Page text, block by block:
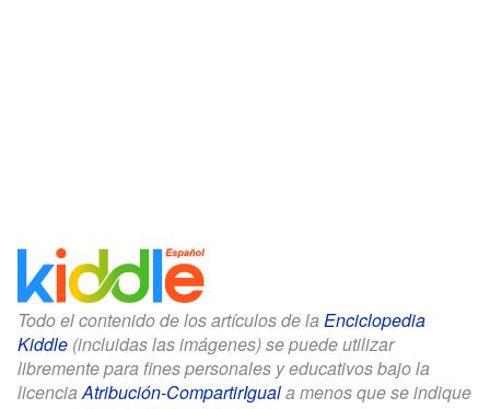
Todo el contenido de los artículos de la Enciclopedia
Kiddle (incluidas las imágenes) se puede utilizar
libremente para fines personales y educativos bajo la
licenciaAtribución-CompartirIguala menos que se indique